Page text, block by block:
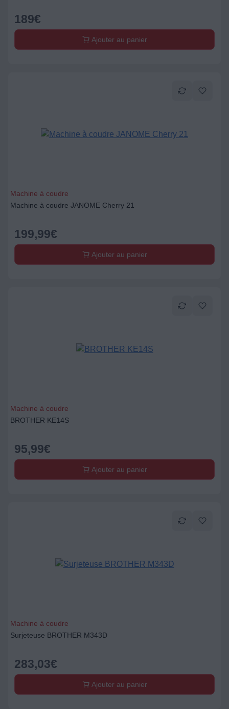
189€
Ajouter au panier
Machine à coudre
Machine à coudre JANOME Cherry 21
199,99€
Ajouter au panier
Machine à coudre
BROTHER KE14S
95,99€
Ajouter au panier
Machine à coudre
Surjeteuse BROTHER M343D
283,03€
Ajouter au panier